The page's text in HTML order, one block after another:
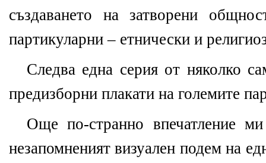
създаването на затворени
партикуларни – етнически и
Следва една серия от няколко
предизборни плакати на големите
Още по-странно впечатление
незапомненият визуален подем на